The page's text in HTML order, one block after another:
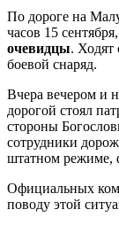
По дороге на
часов 15
очевидцы. Ходят
боевой снаряд.
Вчера вечером и
дорогой стоял
стороны
сотрудники
штатном режиме,
Официальных
поводу этой